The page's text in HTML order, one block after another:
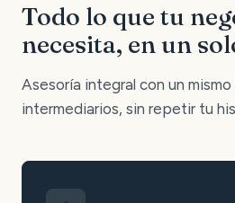
Todo lo que tu
necesita, en un
Asesoría integral con un
intermediarios, sin repetir tu